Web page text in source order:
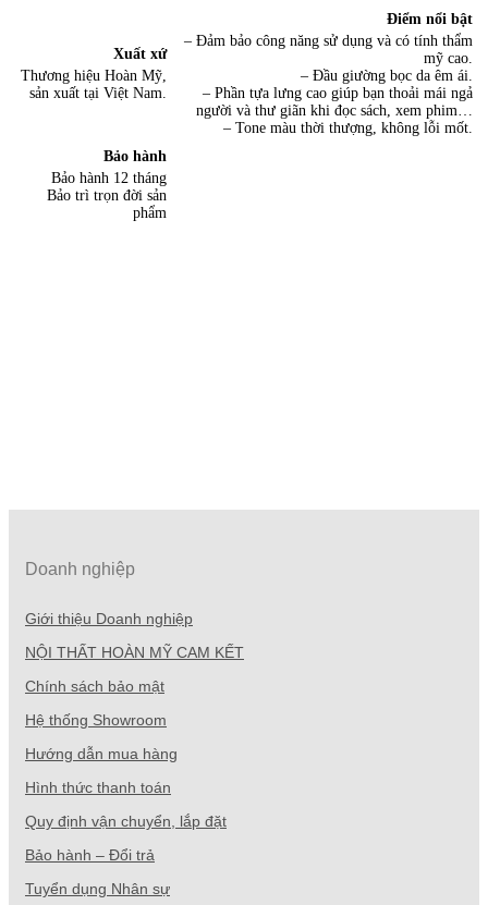
Xuất xứ
Thương hiệu Hoàn Mỹ,
sản xuất tại Việt Nam.
Điểm nổi bật
– Đảm bảo công năng sử dụng và có tính thẩm
mỹ cao.
– Đầu giường bọc da êm ái.
– Phần tựa lưng cao giúp bạn thoải mái ngả
người và thư giãn khi đọc sách, xem phim…
– Tone màu thời thượng, không lỗi mốt.
Bảo hành
Bảo hành 12 tháng
Bảo trì trọn đời sản
phẩm
Doanh nghiệp
Giới thiệu Doanh nghiệp
NỘI THẤT HOÀN MỸ CAM KẾT
Chính sách bảo mật
Hệ thống Showroom
Hướng dẫn mua hàng
Hình thức thanh toán
Quy định vận chuyển, lắp đặt
Bảo hành – Đổi trả
Tuyển dụng Nhân sự